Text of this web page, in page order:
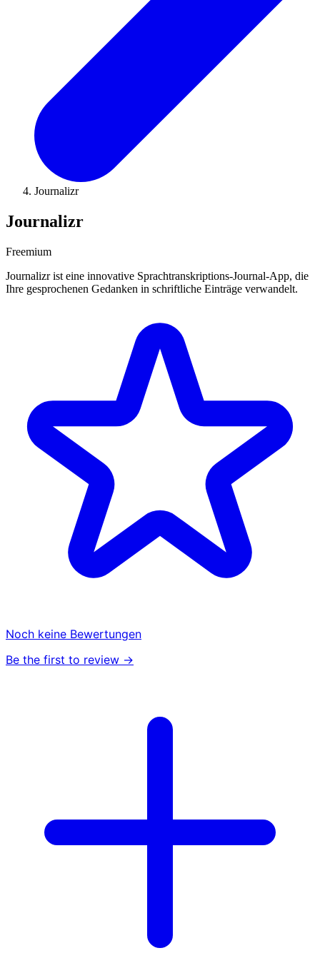
Journalizr
Journalizr
Freemium
Journalizr ist eine innovative Sprachtranskriptions-Journal-App, die
Ihre gesprochenen Gedanken in schriftliche Einträge verwandelt.
Noch keine Bewertungen
Be the first to review →